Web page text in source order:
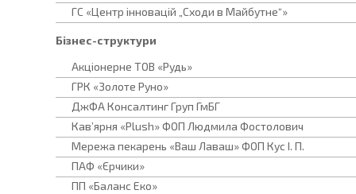
ГС «Центр інновацій „Сходи в Майбутне“»
Бізнес-структури
Акціонерне ТОВ «Рудь»
ГРК «Золоте Руно»
ДжФА Консалтинг Груп ГмБГ
Кав’ярня «Plush» ФОП Людмила Фостолович
Мережа пекарень «Ваш Лаваш» ФОП Кус І. П.
ПАФ «Єрчики»
ПП «Баланс Еко»